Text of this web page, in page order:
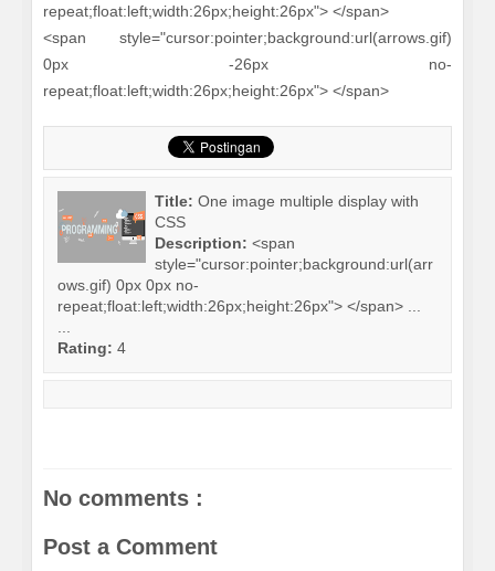
repeat;float:left;width:26px;height:26px"> </span>
<span style="cursor:pointer;background:url(arrows.gif)
0px -26px no-
repeat;float:left;width:26px;height:26px"> </span>
Title: One image multiple display with
CSS
Description: <span
style="cursor:pointer;background:url(arr
ows.gif) 0px 0px no-
repeat;float:left;width:26px;height:26px"> </span> ...
Rating: 4
No comments :
Post a Comment